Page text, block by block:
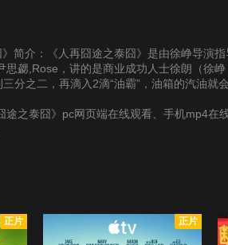
简介：《人再囧途之泰囧》是由徐峥导演
勰,Rose，讲的是商业成功人士徐朗（徐
分之二，再滴入2滴“油霸”，油箱的汽油就
之泰囧》pc网页端在线观看、手机mp4在线
正片 正片